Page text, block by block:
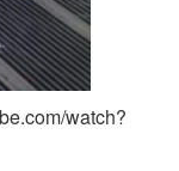
watch?